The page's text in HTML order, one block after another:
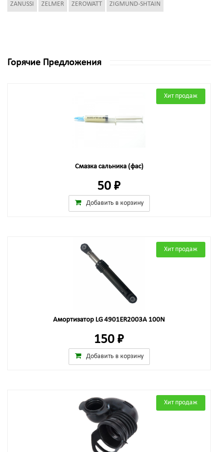
ZANUSSI ZELMER ZEROWATT ZIGMUND-SHTAIN
Горячие Предложения
Хит продаж
Смазка сальника (фас)
50 ₽
Добавить в корзину
Хит продаж
Амортизатор LG 4901ER2003A 100N
150 ₽
Добавить в корзину
Хит продаж